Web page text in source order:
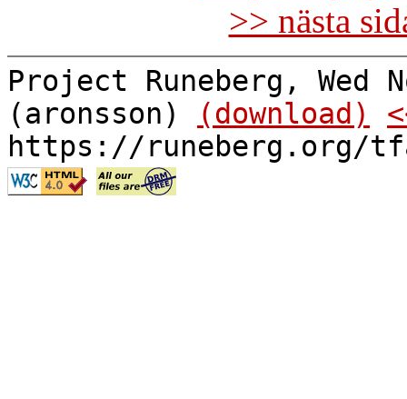
>> nästa
Project Runeberg, Wed
(aronsson)
(download)
https://runeberg.org/